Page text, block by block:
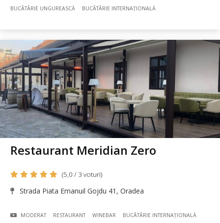
BUCÃTÃRIE UNGUREASCĂ BUCÃTÃRIE INTERNAȚIONALĂ
Restaurant Meridian Zero
(5,0 / 3 voturi)
Strada Piata Emanuil Gojdu 41, Oradea
MODERAT RESTAURANT WINEBAR BUCÃTÃRIE INTERNAȚIONALĂ